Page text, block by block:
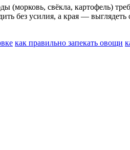
(морковь, свёкла, картофель)
без усилия, а края — выглядеть
как правильно запекать овощи